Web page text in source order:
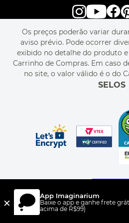
POLÍTICA DE
PERGUNTAS
MEU
MEU
CUPONS DE
RASTREIE O SEU
MAPA DO
SEJA
LIVELO
alô alô
Os preços poderão variar
aviso prévio. Pode ocorrer
exibido no detalhe do produto
Carrinho de Compras. Em caso
no site, o valor válido é o do
SELOS
× App Imaginarium
Baixe o app e ganhe frete
acima de R$99)